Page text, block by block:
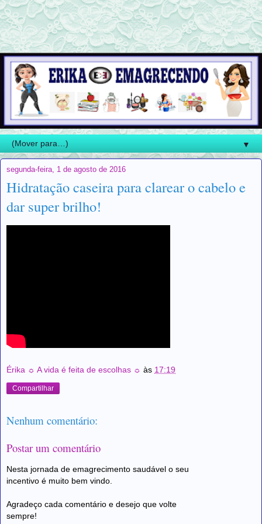
▼
segunda-feira, 1 de agosto de 2016
Hidratação caseira para clarear o cabelo e
dar super brilho!
Érika ☼ A vida é feita de escolhas ☼ às 17:19
Compartilhar
Nenhum comentário:
Postar um comentário
Nesta jornada de emagrecimento saudável o seu
incentivo é muito bem vindo.
Agradeço cada comentário e desejo que volte
sempre!